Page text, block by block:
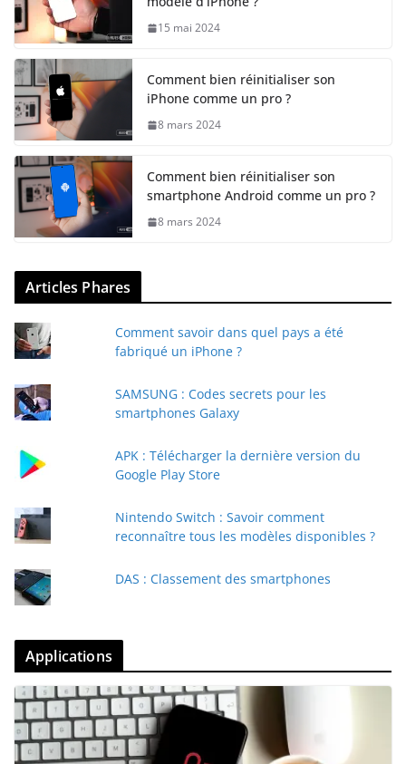
15 mai 2024
Comment bien réinitialiser son
iPhone comme un pro ?
8 mars 2024
Comment bien réinitialiser son
smartphone Android comme un pro ?
8 mars 2024
Articles Phares
Comment savoir dans quel pays a été
fabriqué un iPhone ?
SAMSUNG : Codes secrets pour les
smartphones Galaxy
APK : Télécharger la dernière version du
Google Play Store
Nintendo Switch : Savoir comment
reconnaître tous les modèles disponibles ?
DAS : Classement des smartphones
Applications